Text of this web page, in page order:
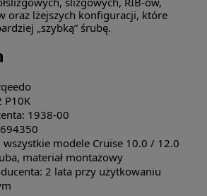
oraz lżejszych konfiguracji, które
„szybką” śrubę.
P10K
1938-00
wszystkie modele Cruise 10.0 / 12.0
materiał montażowy
2 lata przy użytkowaniu